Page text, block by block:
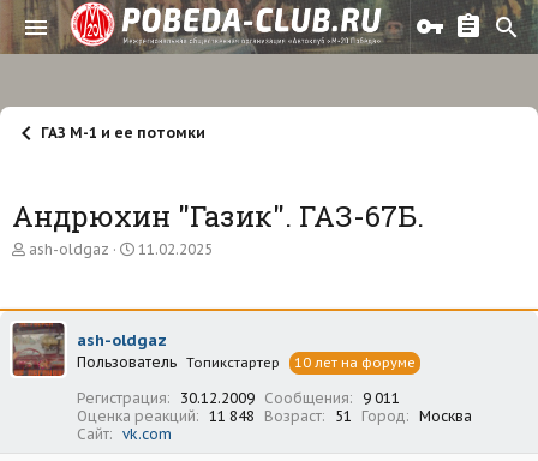
ГАЗ М-1 и ее потомки
Андрюхин "Газик". ГАЗ-67Б.
А
о
р
т
е
ash-oldgaz
Д
а
а
ч
л
а
11.02.2025
ash-oldgaz
Пользователь Топикстартер 10 лет на форуме
Регистрация 30.12.2009 Сообщения
9 011
Оценка реакций
11 848 Возраст 51 Город
Москва
Сайт
vk.com